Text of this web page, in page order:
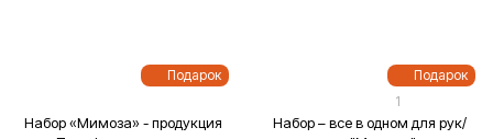
Подарок
Набор «Мимоза» - продукция
Подарок
1
Набор – все в одном для рук/